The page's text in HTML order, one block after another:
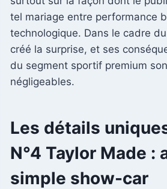
tel mariage entre performance
technologique. Dans le cadre
créé la surprise, et ses
du segment sportif premium
négligeables.
Les détails
N°4 Taylor Made :
simple show-car